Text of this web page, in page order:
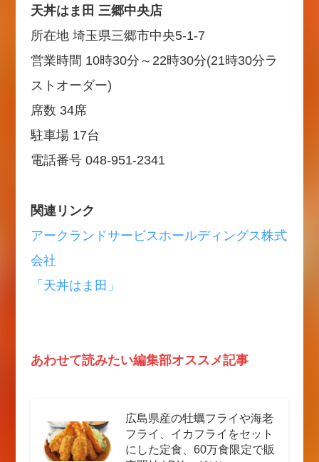
天丼はま田 三郷中央店
所在地 埼玉県三郷市中央5-1-7
営業時間 10時30分～22時30分(21時30分ラ
ストオーダー)
席数 34席
駐車場 17台
電話番号 048-951-2341
関連リンク
アークランドサービスホールディングス株式
会社
「天丼はま田」
あわせて読みたい編集部オススメ記事
広島県産の牡蠣フライや海老
フライ、イカフライをセット
にした定食、60万食限定で販